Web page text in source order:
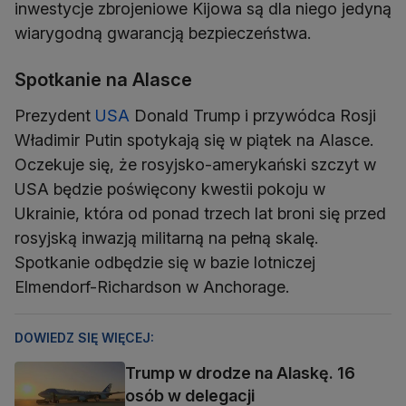
inwestycje zbrojeniowe Kijowa są dla niego jedyną
wiarygodną gwarancją bezpieczeństwa.
Spotkanie na Alasce
Prezydent USA Donald Trump i przywódca Rosji
Władimir Putin spotykają się w piątek na Alasce.
Oczekuje się, że rosyjsko-amerykański szczyt w
USA będzie poświęcony kwestii pokoju w
Ukrainie, która od ponad trzech lat broni się przed
rosyjską inwazją militarną na pełną skalę.
Spotkanie odbędzie się w bazie lotniczej
Elmendorf-Richardson w Anchorage.
DOWIEDZ SIĘ WIĘCEJ:
Trump w drodze na Alaskę. 16
osób w delegacji